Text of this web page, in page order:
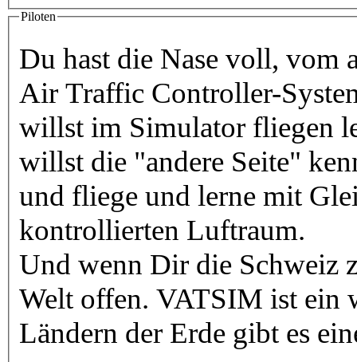
Piloten
Du hast die Nase voll, vom
Air Traffic Controller-
willst im Simulator fliegen
willst die "andere Seite"
und fliege und lerne mit
kontrollierten Luftraum.
Und wenn Dir die Schweiz
Welt offen. VATSIM ist ein
Ländern der Erde gibt es